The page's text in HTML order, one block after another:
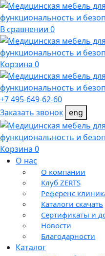
В сравнении 0
Корзина 0
+7 495-649-62-60
Заказать звонок eng
Корзина 0
О нас
О компании
Клуб ZERTS
Референс
Каталоги скачать
Сертификаты и
Новости
Благодарности
Каталог